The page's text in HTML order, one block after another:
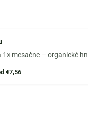
1× mesačne — organické
€7,56